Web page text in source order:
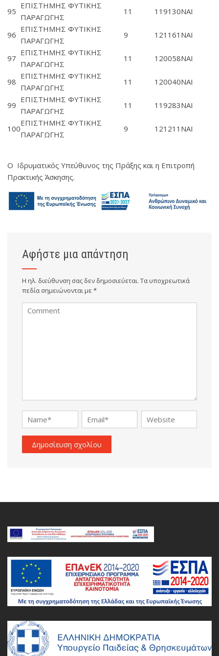
95
ΕΠΙΣΤΗΜΗΣ ΦΥΤΙΚΗΣ
ΠΑΡΑΓΩΓΗΣ
11 119130ΝΑΙ
96
ΕΠΙΣΤΗΜΗΣ ΦΥΤΙΚΗΣ
ΠΑΡΑΓΩΓΗΣ
9 121161 ΝΑΙ
97
ΕΠΙΣΤΗΜΗΣ ΦΥΤΙΚΗΣ
ΠΑΡΑΓΩΓΗΣ
11 120058ΝΑΙ
98
ΕΠΙΣΤΗΜΗΣ ΦΥΤΙΚΗΣ
ΠΑΡΑΓΩΓΗΣ
11 120040ΝΑΙ
99
ΕΠΙΣΤΗΜΗΣ ΦΥΤΙΚΗΣ
ΠΑΡΑΓΩΓΗΣ
11 119283ΝΑΙ
100
ΕΠΙΣΤΗΜΗΣ ΦΥΤΙΚΗΣ
ΠΑΡΑΓΩΓΗΣ
9 121211 ΝΑΙ
Ο Ιδρυματικός Υπεύθυνος της Πράξης και η Επιτροπή
Πρακτικής Άσκησης.
Αφήστε μια απάντηση
Η ηλ. διεύθυνση σας δεν δημοσιεύεται. Τα υποχρεωτικά
πεδία σημειώνονται με *